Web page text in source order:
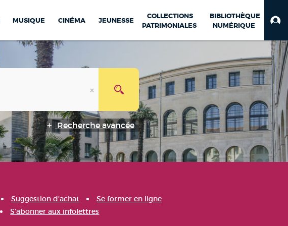
MUSIQUE CINÉMA JEUNESSE
COLLECTIONS
PATRIMONIALES
BIBLIOTHÈQUE
NUMÉRIQUE
Recherche avancée
Suggestion d'achat
Se former en ligne
S'abonner aux infolettres